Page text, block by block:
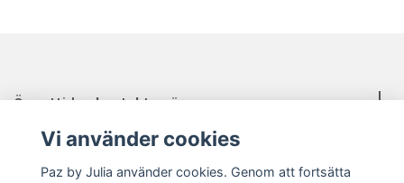
Öppettider, kontakt, mässor mm.
Vi använder cookies
Paz by Julia använder cookies. Genom att fortsätta